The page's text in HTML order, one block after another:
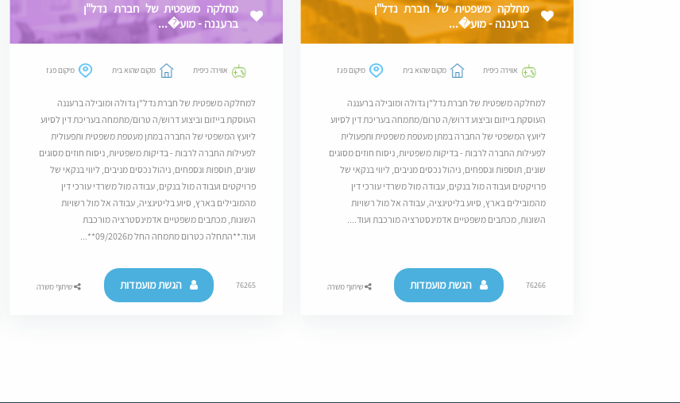
מחלקה משפטית של חברת נדל"ן
ברעננה - מוע�...
אווירה כיפית מקום שהוא בית מיקום פגז
למחלקה משפטית של חברת נדל"ן גדולה ומובילה ברעננה
העוסקת בייזום וביצוע דרוש/ה טרום/מתמחה בעריכת דין לסיוע
ליועץ המשפטי של החברה במתן מעטפת משפטית ותפעולית
לפעילות החברה לרבות - בדיקות משפטיות, ניסוח חוזים מסוגים
שונים, תוספות ונספחים, ניהול נכסים מניבים, ליווי בנקאי של
פרויקטים ועבודה מול בנקים, עבודה מול משרדי עורכי דין
מהמובילים בארץ, סיוע בליטיגציה, עבודה אל מול רשויות
השונות, מכתבים משפטיים אדמינסטרציה מורכבת ועוד....
76266 הגשת מועמדות שיתוף משרה
מחלקה משפטית של חברת נדל"ן
ברעננה - מוע�...
אווירה כיפית מקום שהוא בית מיקום פגז
למחלקה משפטית של חברת נדל"ן גדולה ומובילה ברעננה
העוסקת בייזום וביצוע דרוש/ה טרום/מתמחה בעריכת דין לסיוע
ליועץ המשפטי של החברה במתן מעטפת משפטית ותפעולית
לפעילות החברה לרבות - בדיקות משפטיות, ניסוח חוזים מסוגים
שונים, תוספות ונספחים, ניהול נכסים מניבים, ליווי בנקאי של
פרויקטים ועבודה מול בנקים, עבודה מול משרדי עורכי דין
מהמובילים בארץ, סיוע בליטיגציה, עבודה אל מול רשויות
השונות, מכתבים משפטיים אדמינסטרציה מורכבת
ועוד.**התחלה כטרום מתמחה החל מ09/2026**...
76265 הגשת מועמדות שיתוף משרה